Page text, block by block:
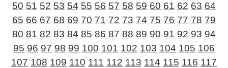
50 51 52 53 54 55 56 57 58 59 60 61 62 63 64
65 66 67 68 69 70 71 72 73 74 75 76 77 78 79
80 81 82 83 84 85 86 87 88 89 90 91 92 93 94
95 96 97 98 99 100 101 102 103 104 105 106
107 108 109 110 111 112 113 114 115 116 117